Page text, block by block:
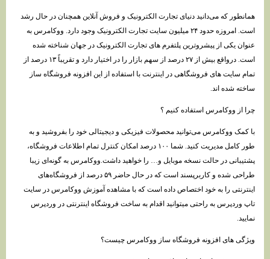
همانطور که می‌دانید دنیای تجارت الکترونیک و فروش آنلاین همچنان در حال رشد
است. امروزه حدود ۲۴ میلیون سایت تجارت الکترونیک وجود دارد. ووکامرس به
عنوان یکی از پیشروترین پلتفرم های تجارت الکترونیک در جهان شناخته شده
است. درواقع بیش از ۲۷ درصد از سهم بازار را در اختیار دارد و تقریباً ۱۳ درصد از
تمام سایت های فروشگاهی در اینترنت با استفاده از این افزونه فروشگاه ساز
ساخته شده اند.
چرا از ووکامرس استفاده کنیم ؟
با کمک ووکامرس می‌توانید محصولات فیزیکی و دیجیتالی خود را بفروشید و به
طور کامل مدیریت کنید. شما ۱۰۰ درصد امکان کنترل تمام اطلاعات فروشگاه،
پشتیبانی در حالت نسخه موبایل و… را خواهید داشت.ووکامرس به گونه‌ای زیبا
طراحی شده و کاربرپسند است که در حال حاضر ۵۹ درصد از فروشگاه‌های
اینترنتی را به خود اختصاص داده است که با مشاهده آموزش ووکامرس در سایت
تاپ وردپرس به راحتی میتوانید اقدام به ساخت فروشگاه اینترنتی در وردپرس
نمایید.
ویژگی های افزونه فروشگاه ساز ووکامرس چیست؟